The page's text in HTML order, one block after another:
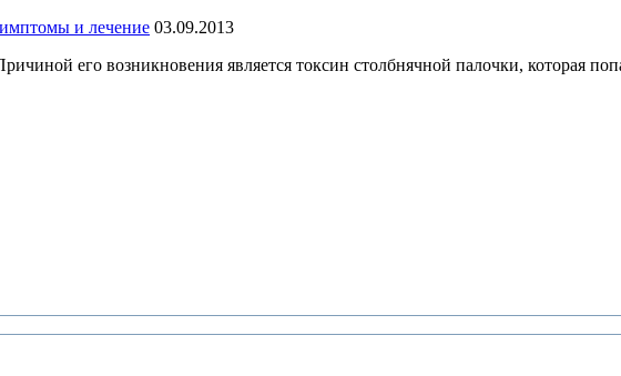
и лечение 03.09.2013
его возникновения является токсин столбнячной палочки, которая